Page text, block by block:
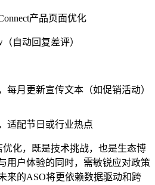
产品页面优化
自动回复差评）
每月更新宣传文本（如促销活动）
适配节日或行业热点
优化，既是技术挑战，也是生态博
用户体验的同时，需敏锐应对政策
来的ASO将更依赖数据驱动和跨